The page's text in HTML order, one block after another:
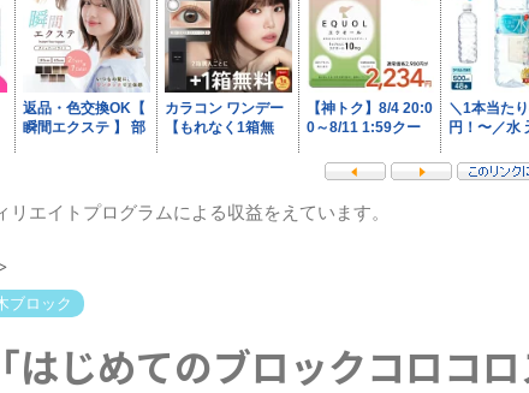
リエイトプログラムによる収益をえています。
>
ブロック
はじめてのブロックコロコ